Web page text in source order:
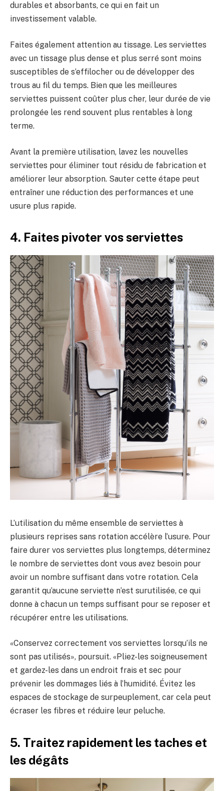
durables et absorbants, ce qui en fait un
investissement valable.
Faites également attention au tissage. Les serviettes
avec un tissage plus dense et plus serré sont moins
susceptibles de s’effilocher ou de développer des
trous au fil du temps. Bien que les meilleures
serviettes puissent coûter plus cher, leur durée de vie
prolongée les rend souvent plus rentables à long
terme.
Avant la première utilisation, lavez les nouvelles
serviettes pour éliminer tout résidu de fabrication et
améliorer leur absorption. Sauter cette étape peut
entraîner une réduction des performances et une
usure plus rapide.
4. Faites pivoter vos serviettes
L’utilisation du même ensemble de serviettes à
plusieurs reprises sans rotation accélère l’usure. Pour
faire durer vos serviettes plus longtemps, déterminez
le nombre de serviettes dont vous avez besoin pour
avoir un nombre suffisant dans votre rotation. Cela
garantit qu’aucune serviette n’est surutilisée, ce qui
donne à chacun un temps suffisant pour se reposer et
récupérer entre les utilisations.
«Conservez correctement vos serviettes lorsqu’ils ne
sont pas utilisés», poursuit. «Pliez-les soigneusement
et gardez-les dans un endroit frais et sec pour
prévenir les dommages liés à l’humidité. Évitez les
espaces de stockage de surpeuplement, car cela peut
écraser les fibres et réduire leur peluche.
5. Traitez rapidement les taches et
les dégâts